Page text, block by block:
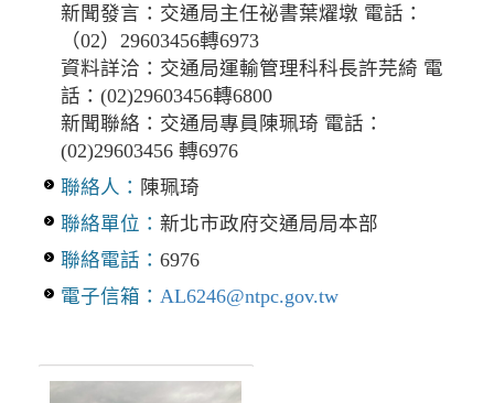
新聞發言：交通局主任祕書葉燿墩 電話：
（02）29603456轉6973
資料詳洽：交通局運輸管理科科長許芫綺 電
話：(02)29603456轉6800
新聞聯絡：交通局專員陳珮琦 電話：
(02)29603456 轉6976
聯絡人： 陳珮琦
聯絡單位： 新北市政府交通局局本部
聯絡電話： 6976
電子信箱： AL6246@ntpc.gov.tw